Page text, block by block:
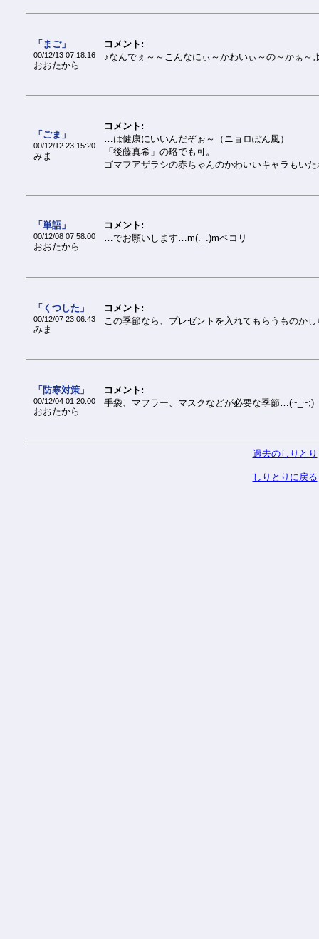
「まご」
00/12/13 07:18:16
おおたから
コメント:
♪なんでぇ～～こんなにぃ～かわいぃ～の～かぁ～
「ごま」
00/12/12 23:15:20
みま
コメント:
…は健康にいいんだぞぉ～（ニョロぽん風）
「後藤真希」の略でも可。
ゴマフアザラシの赤ちゃんのかわいいキャラもい
「単語」
00/12/08 07:58:00
おおたから
コメント:
…でお願いします…m(._.)mペコリ
「くつした」
00/12/07 23:06:43
みま
コメント:
この季節なら、プレゼントを入れてもらうものか
「防寒対策」
00/12/04 01:20:00
おおたから
コメント:
手袋、マフラー、マスクなどが必要な季節…(~_~;)
過去のしりとり
しりとりに戻る